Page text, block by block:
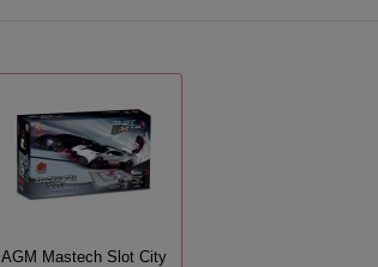
AGM Mastech Slot City